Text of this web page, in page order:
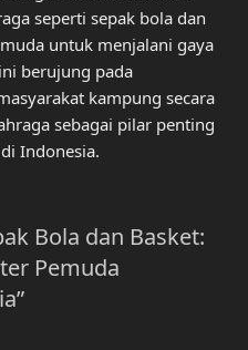
seperti sepak bola dan
untuk menjalani gaya
berujung pada
kampung secara
sebagai pilar penting
Indonesia.
Bola dan Basket:
Pemuda